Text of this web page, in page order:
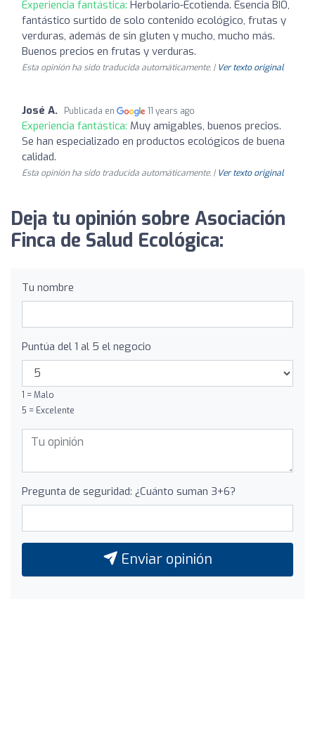
Experiencia fantástica: Herbolario-Ecotienda. Esencia BIO,
fantástico surtido de solo contenido ecológico, frutas y
verduras, además de sin gluten y mucho, mucho más.
Buenos precios en frutas y verduras.
Esta opinión ha sido traducida automáticamente. | Ver texto original
José A. Publicada en 11 years ago
Experiencia fantástica: Muy amigables, buenos precios.
Se han especializado en productos ecológicos de buena
calidad.
Esta opinión ha sido traducida automáticamente. | Ver texto original
Deja tu opinión sobre Asociación
Finca de Salud Ecológica:
Tu nombre
Puntúa del 1 al 5 el negocio
1 = Malo
5 = Excelente
Pregunta de seguridad: ¿Cuánto suman 3+6?
Enviar opinión